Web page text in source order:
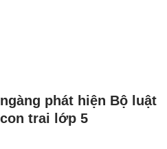
phát hiện Bộ luật
trai lớp 5